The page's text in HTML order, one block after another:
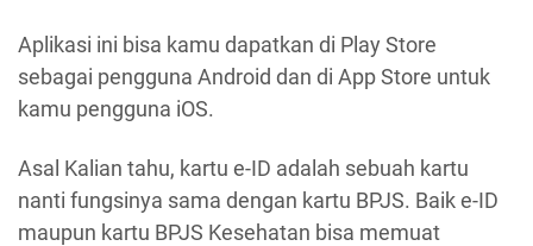
Aplikasi ini bisa kamu dapatkan di Play Store
sebagai pengguna Android dan di App Store untuk
kamu pengguna iOS.
Asal Kalian tahu, kartu e-ID adalah sebuah kartu
nanti fungsinya sama dengan kartu BPJS. Baik e-ID
maupun kartu BPJS Kesehatan bisa memuat